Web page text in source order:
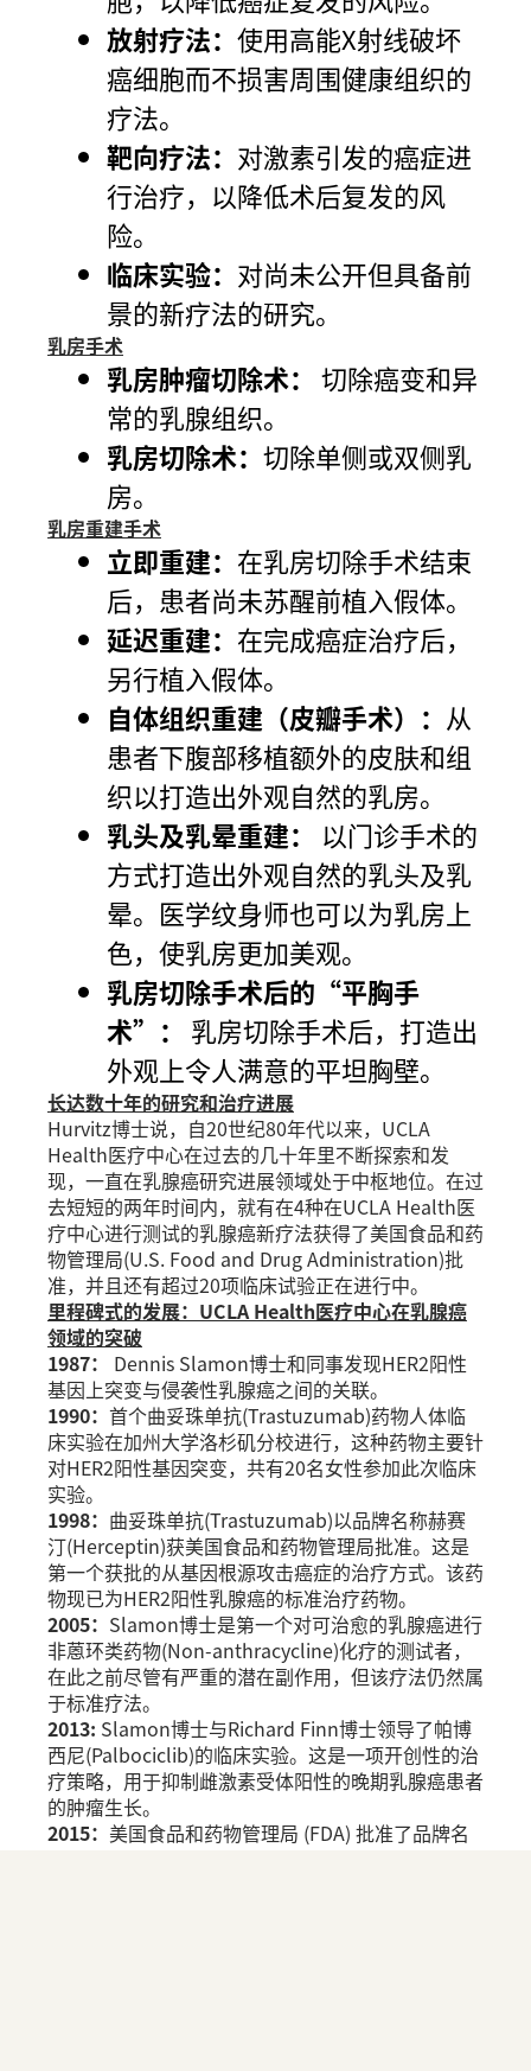
放射疗法： 使用高能X射线破坏
癌细胞而不损害周围健康组织的
疗法。
靶向疗法： 对激素引发的癌症进
行治疗，以降低术后复发的风
险。
临床实验： 对尚未公开但具备前
景的新疗法的研究。
乳房手术
乳房肿瘤切除术： 切除癌变和异
常的乳腺组织。
乳房切除术： 切除单侧或双侧乳
房。
乳房重建手术
立即重建： 在乳房切除手术结束
后，患者尚未苏醒前植入假体。
延迟重建： 在完成癌症治疗后，
另行植入假体。
自体组织重建（皮瓣手术）： 从
患者下腹部移植额外的皮肤和组
织以打造出外观自然的乳房。
乳头及乳晕重建： 以门诊手术的
方式打造出外观自然的乳头及乳
晕。医学纹身师也可以为乳房上
色，使乳房更加美观。
乳房切除手术后的“平胸手
术”： 乳房切除手术后，打造出
外观上令人满意的平坦胸壁。
长达数十年的研究和治疗进展
Hurvitz博士说，自20世纪80年代以来，UCLA
Health医疗中心在过去的几十年里不断探索和发
现，一直在乳腺癌研究进展领域处于中枢地位。在过
去短短的两年时间内，就有在4种在UCLA Health医
疗中心进行测试的乳腺癌新疗法获得了美国食品和药
物管理局(U.S. Food and Drug Administration)批
准，并且还有超过20项临床试验正在进行中。
里程碑式的发展：UCLA Health医疗中心在乳腺癌
领域的突破
1987：
Dennis Slamon博士和同事发现HER2阳性
基因上突变与侵袭性乳腺癌之间的关联。
1990： 首个曲妥珠单抗(Trastuzumab)药物人体临
床实验在加州大学洛杉矶分校进行，这种药物主要针
对HER2阳性基因突变，共有20名女性参加此次临床
实验。
1998： 曲妥珠单抗(Trastuzumab)以品牌名称赫赛
汀(Herceptin)获美国食品和药物管理局批准。这是
第一个获批的从基因根源攻击癌症的治疗方式。该药
物现已为HER2阳性乳腺癌的标准治疗药物。
2005： Slamon博士是第一个对可治愈的乳腺癌进行
非蒽环类药物(Non-anthracycline)化疗的测试者，
在此之前尽管有严重的潜在副作用，但该疗法仍然属
于标准疗法。
2013: Slamon博士与Richard Finn博士领导了帕博
西尼(Palbociclib)的临床实验。这是一项开创性的治
疗策略，用于抑制雌激素受体阳性的晚期乳腺癌患者
的肿瘤生长。
2015： 美国食品和药物管理局 (FDA) 批准了品牌名